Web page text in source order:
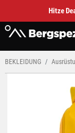
Hitze
BEKLEIDUNG